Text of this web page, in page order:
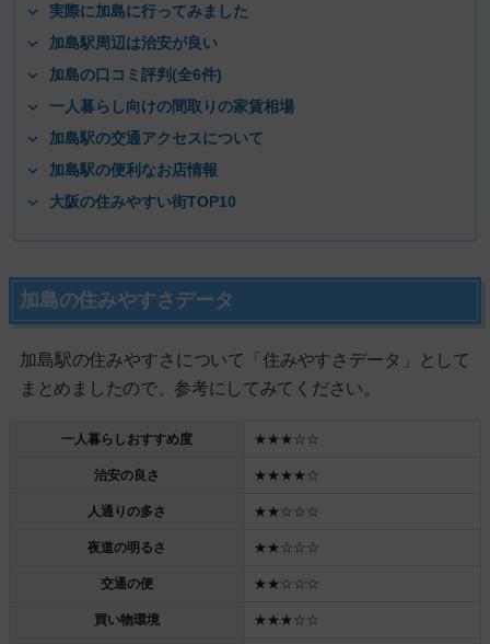
実際に加島に行ってみました
加島駅周辺は治安が良い
加島の口コミ評判(全6件)
一人暮らし向けの間取りの家賃相場
加島駅の交通アクセスについて
加島駅の便利なお店情報
大阪の住みやすい街TOP10
加島の住みやすさデータ
加島駅の住みやすさについて「住みやすさデータ」として
まとめましたので、参考にしてみてください。
一人暮らしおすすめ度 ★★★☆☆
治安の良さ ★★★★☆
人通りの多さ ★★☆☆☆
夜道の明るさ ★★☆☆☆
交通の便 ★★☆☆☆
買い物環境 ★★★☆☆